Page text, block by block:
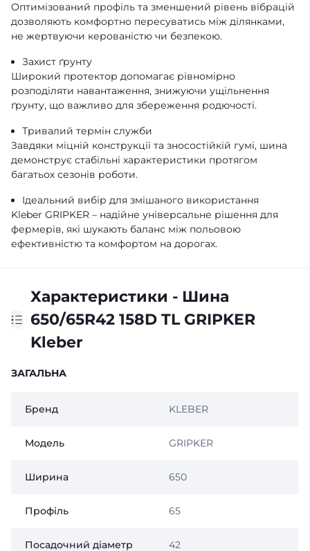
Оптимізований профіль та зменшений рівень вібрацій
дозволяють комфортно пересуватись між ділянками,
не жертвуючи керованістю чи безпекою.
Захист ґрунту
Широкий протектор допомагає рівномірно
розподіляти навантаження, знижуючи ущільнення
ґрунту, що важливо для збереження родючості.
Тривалий термін служби
Завдяки міцній конструкції та зносостійкій гумі, шина
демонструє стабільні характеристики протягом
багатьох сезонів роботи.
Ідеальний вибір для змішаного використання
Kleber GRIPKER – надійне універсальне рішення для
фермерів, які шукають баланс між польовою
ефективністю та комфортом на дорогах.
Характеристики - Шина
650/65R42 158D TL GRIPKER
Kleber
ЗАГАЛЬНА
Бренд KLEBER
Модель GRIPKER
Ширина 650
Профіль 65
Посадочний діаметр 42